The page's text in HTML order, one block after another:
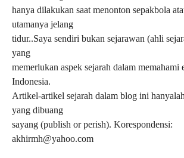
hanya dilakukan saat menonton sepakbola
utamanya jelang
tidur..Saya sendiri bukan sejarawan (ahli
yang
memerlukan aspek sejarah dalam memahami
Indonesia.
Artikel-artikel sejarah dalam blog ini
yang dibuang
sayang (publish or perish). Korespondensi:
akhirmh@yahoo.com